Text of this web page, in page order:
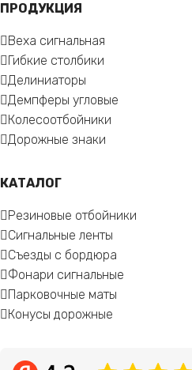
ПРОДУКЦИЯ
Веха сигнальная
Гибкие столбики
Делиниаторы
Демпферы угловые
Колесоотбойники
Дорожные знаки
КАТАЛОГ
Резиновые отбойники
Сигнальные ленты
Съезды с бордюра
Фонари сигнальные
Парковочные маты
Конусы дорожные